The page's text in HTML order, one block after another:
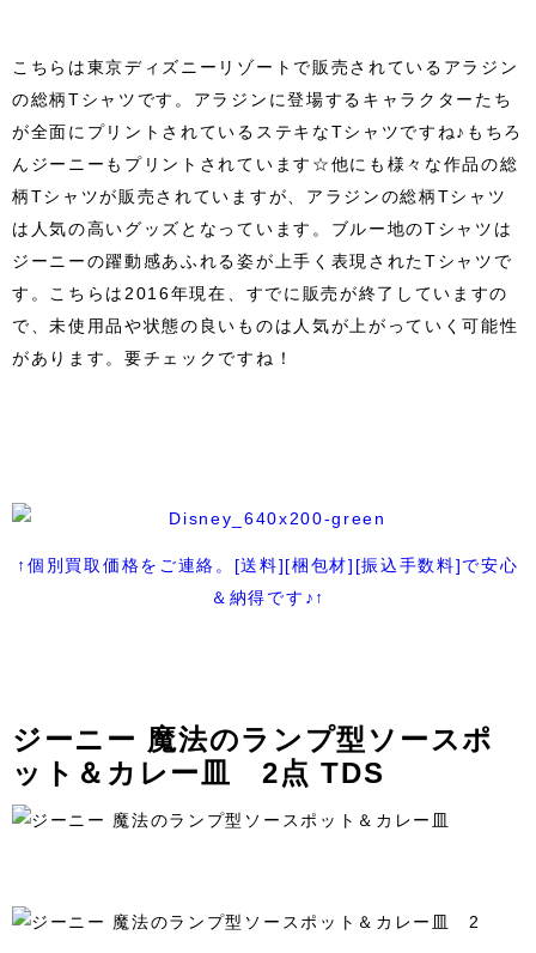
こちらは東京ディズニーリゾートで販売されているアラジン
の総柄Tシャツです。アラジンに登場するキャラクターたち
が全面にプリントされているステキなTシャツですね♪もちろ
んジーニーもプリントされています☆他にも様々な作品の総
柄Tシャツが販売されていますが、アラジンの総柄Tシャツ
は人気の高いグッズとなっています。ブルー地のTシャツは
ジーニーの躍動感あふれる姿が上手く表現されたTシャツで
す。こちらは2016年現在、すでに販売が終了していますの
で、未使用品や状態の良いものは人気が上がっていく可能性
があります。要チェックですね！
↑個別買取価格をご連絡。[送料][梱包材][振込手数料]で安心
＆納得です♪↑
ジーニー 魔法のランプ型ソースポ
ット＆カレー皿 2点 TDS